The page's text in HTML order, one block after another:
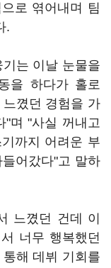
로 엮어내며 팀
.
는 이날 눈물을
을 하다가 홀로
꼈던 경험을 가
"며 "사실 꺼내고
까지 어려운 부
어갔다"고 말하
느꼈던 건데 이
너무 행복했던
해 데뷔 기회를